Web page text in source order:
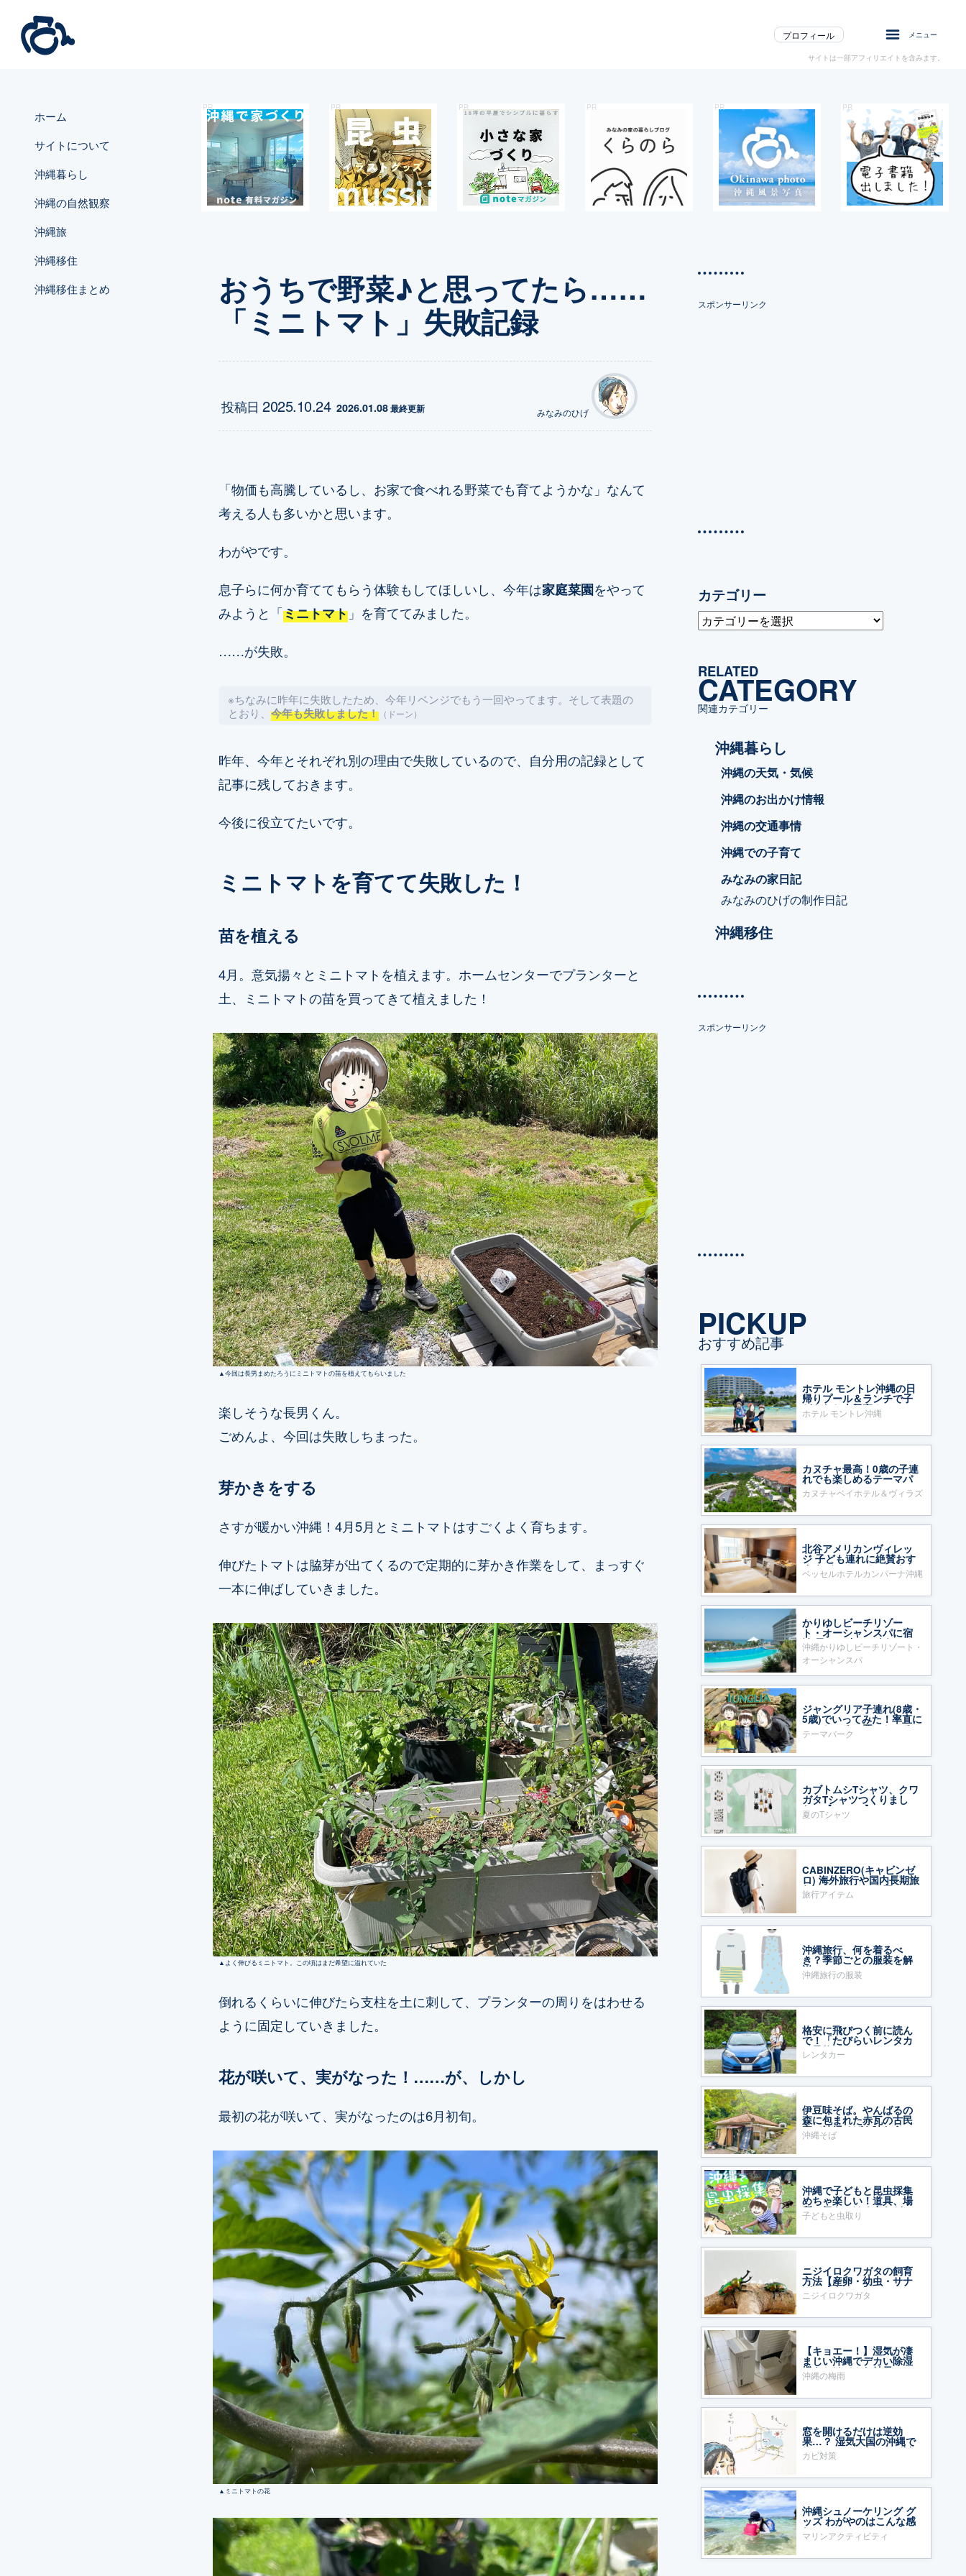
プロフィール メニュー
サイトは一部アフィリエイトを含みます。
ホーム
サイトについて
沖縄暮らし
沖縄の自然観察
沖縄旅
沖縄移住
沖縄移住まとめ
おうちで野菜♪と思ってたら……
「ミニトマト」失敗記録
投稿日 2025.10.24 2026.01.08 最終更新 みなみのひげ
「物価も高騰しているし、お家で食べれる野菜でも育てようかな」なんて
考える人も多いかと思います。
わがやです。
息子らに何か育ててもらう体験もしてほしいし、今年は家庭菜園をやって
みようと「ミニトマト 」を育ててみました。
……が失敗。
※ちなみに昨年に失敗したため、今年リベンジでもう一回やってます。そして表題の
とおり、 今年も失敗しました！ （ドーン）
昨年、今年とそれぞれ別の理由で失敗しているので、自分用の記録として
記事に残しておきます。
今後に役立てたいです。
ミニトマトを育てて失敗した！
苗を植える
4月。意気揚々とミニトマトを植えます。ホームセンターでプランターと
土、ミニトマトの苗を買ってきて植えました！
今回は長男まめたろうにミニトマトの苗を植えてもらいました
楽しそうな長男くん。
ごめんよ、今回は失敗しちまった。
芽かきをする
さすが暖かい沖縄！4月5月とミニトマトはすごくよく育ちます。
伸びたトマトは脇芽が出てくるので定期的に芽かき作業をして、まっすぐ
一本に伸ばしていきました。
よく伸びるミニトマト。この頃はまだ希望に溢れていた
倒れるくらいに伸びたら支柱を土に刺して、プランターの周りをはわせる
ように固定していきました。
花が咲いて、実がなった！……が、しかし
最初の花が咲いて、実がなったのは6月初旬。
ミニトマトの花
スポンサーリンク
カテゴリー
カ
テ
リ
ー
RELATED
CATEGORY
関連カテゴリー
沖縄暮らし
沖縄の天気・気候
沖縄のお出かけ情報
沖縄の交通事情
沖縄での子育て
みなみの家日記
みなみのひげの制作日記
沖縄移住
スポンサーリンク
PICKUP
おすすめ記事
ホテル モントレ沖縄の日
帰りプール＆ランチで子
どもたち大興奮！
ホテル モントレ沖縄
カヌチャ最高！0歳の子連
れでも楽しめるテーマパ
ークのようなホテル
カヌチャベイホテル＆ヴィラズ
北谷アメリカンヴィレッ
ジ 子ども連れに絶賛おす
すめ ベッセルホテルカン
パーナ沖縄
ベッセルホテルカンパーナ沖縄
かりゆしビーチリゾー
ト・オーシャンスパに宿
泊 子ども連れに人気
沖縄かりゆしビーチリゾート・
オーシャンスパ
ジャングリア子連れ(8歳・
5歳)でいってみた！率直に
いいところ・悪いところ
テーマパーク
カブトムシTシャツ、クワ
ガタTシャツつくりまし
た〜【mussii】
夏のTシャツ
CABINZERO(キャビンゼ
ロ) 海外旅行や国内長期旅
行のバックパック買って
みた！
旅行アイテム
沖縄旅行、何を着るべ
き？季節ごとの服装を解
説
沖縄旅行の服装
格安に飛びつく前に読ん
で！「たびらいレンタカ
ー予約」をおすすめする
ワケ
レンタカー
伊豆味そば。やんばるの
森に包まれた赤瓦の古民
家で沖縄そばを味わう
沖縄そば
沖縄で子どもと昆虫採集
めちゃ楽しい！道具、場
所、気をつける点など
子どもと虫取り
ニジイロクワガタの飼育
方法【産卵・幼虫・サナ
ギ・成虫まで】
ニジイロクワガタ
【キョエー！】湿気が凄
まじい沖縄でデカい除湿
機をかけてみた結果……
沖縄の梅雨
窓を開けるだけは逆効
果…？ 湿気大国の沖縄で
鍛えた、わが家のカビ対
策
カビ対策
沖縄シュノーケリング グ
ッズ わがやのはこんな感
じ
マリンアクティビティ